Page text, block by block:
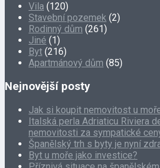
Vila (120)
Stavební pozemek (2)
Rodinný dům (261)
Jiné (1)
Byt (216)
Apartmánový dům (85)
Nejnovější posty
Jak si koupit nemovitost u
Italská perla Adriaticu Riviera
nemovitosti za sympatické
Španělský trh s byty je nyní
Byt u moře jako investice?